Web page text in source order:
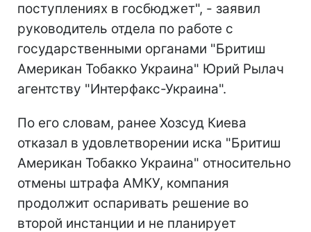
поступлениях в госбюджет", - заявил
руководитель отдела по работе с
государственными органами "Бритиш
Американ Тобакко Украина" Юрий Рылач
агентству "Интерфакс-Украина".
По его словам, ранее Хозсуд Киева
отказал в удовлетворении иска "Бритиш
Американ Тобакко Украина" относительно
отмены штрафа АМКУ, компания
продолжит оспаривать решение во
второй инстанции и не планирует